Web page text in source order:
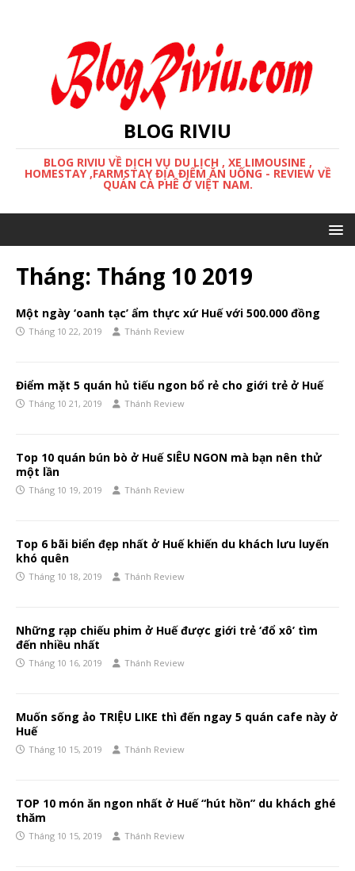
BLOG RIVIU
BLOG RIVIU VỀ DỊCH VỤ DU LỊCH , XE LIMOUSINE ,
HOMESTAY ,FARMSTAY ĐỊA ĐIỂM ĂN UỐNG - REVIEW VỀ
QUÁN CÀ PHÊ Ở VIỆT NAM.
Tháng: Tháng 10 2019
Một ngày ‘oanh tạc’ ẩm thực xứ Huế với 500.000 đồng
Tháng 10 22, 2019 Thánh Review
Điểm mặt 5 quán hủ tiếu ngon bổ rẻ cho giới trẻ ở Huế
Tháng 10 21, 2019 Thánh Review
Top 10 quán bún bò ở Huế SIÊU NGON mà bạn nên thử
một lần
Tháng 10 19, 2019 Thánh Review
Top 6 bãi biển đẹp nhất ở Huế khiến du khách lưu luyến
khó quên
Tháng 10 18, 2019 Thánh Review
Những rạp chiếu phim ở Huế được giới trẻ ‘đổ xô’ tìm
đến nhiều nhất
Tháng 10 16, 2019 Thánh Review
Muốn sống ảo TRIỆU LIKE thì đến ngay 5 quán cafe này ở
Huế
Tháng 10 15, 2019 Thánh Review
TOP 10 món ăn ngon nhất ở Huế “hút hồn” du khách ghé
thăm
Tháng 10 15, 2019 Thánh Review